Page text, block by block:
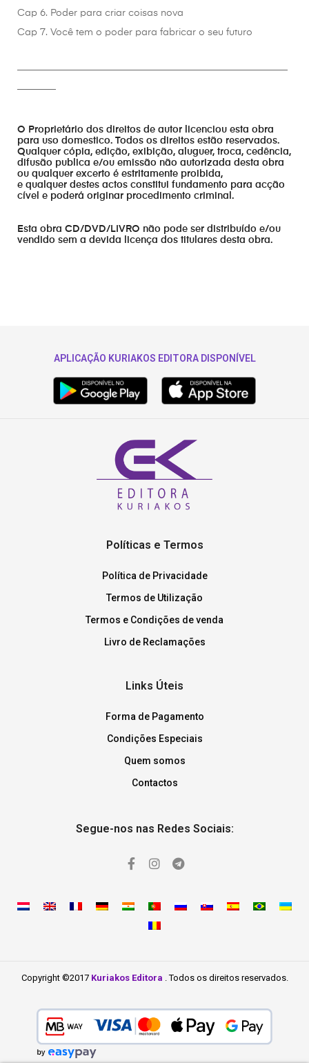
Cap 6. Poder para criar coisas nova
Cap 7. Você tem o poder para fabricar o seu futuro
O Proprietário dos direitos de autor licenciou esta obra
para uso domestico. Todos os direitos estão reservados.
Qualquer cópia, edição, exibição, aluguer, troca, cedência,
difusão publica e/ou emissão não autorizada desta obra
ou qualquer excerto é estritamente proibida,
e qualquer destes actos constitui fundamento para acção
cível e poderá originar procedimento criminal.
Esta obra CD/DVD/LIVRO não pode ser distribuído e/ou
vendido sem a devida licença dos titulares desta obra.
APLICAÇÃO KURIAKOS EDITORA DISPONÍVEL
Políticas e Termos
Política de Privacidade
Termos de Utilização
Termos e Condições de venda
Livro de Reclamações
Links Úteis
Forma de Pagamento
Condições Especiais
Quem somos
Contactos
Segue-nos nas Redes Sociais:
Copyright ©2017 Kuriakos Editora . Todos os direitos reservados.